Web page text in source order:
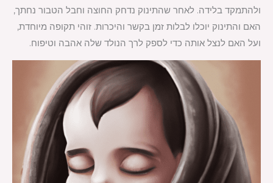
ולהתמקד בלידה. לאחר שהתינוק נדחק החוצה וחבל הטבור נחתך,
האם והתינוק יוכלו לבלות זמן בקשר והיכרות. זוהי תקופה מיוחדת,
ועל האם לנצל אותה כדי לספק לרך הנולד שלה אהבה וטיפוח.